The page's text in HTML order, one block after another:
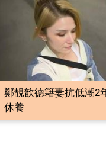
鄭靚歆德籍妻抗低潮
休養